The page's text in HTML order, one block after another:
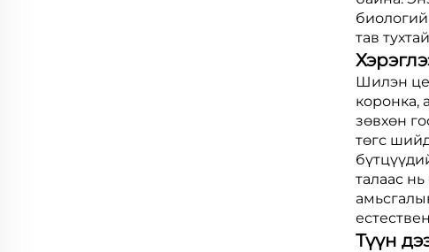
тав
Шилэн
коронка,
зөвхөн
төгс
талаас
Түүн